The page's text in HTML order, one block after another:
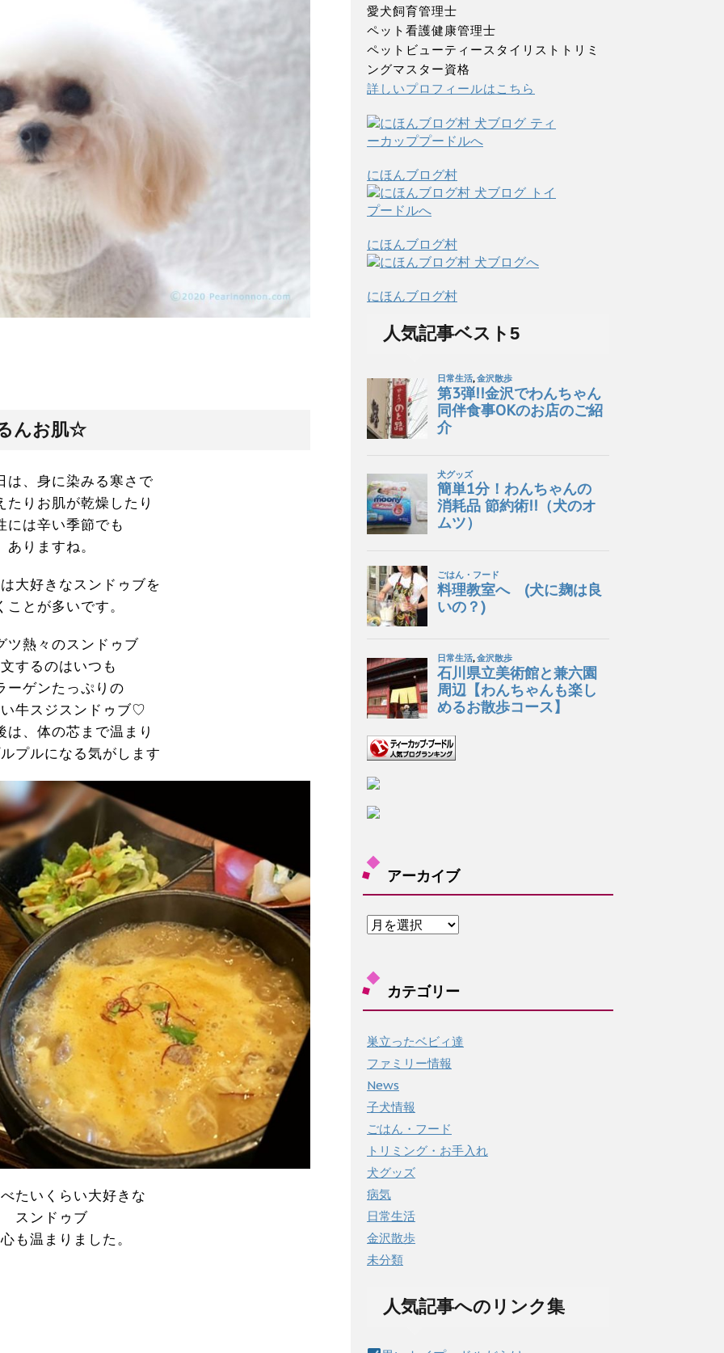
んお肌☆
は、身に染みる寒さで
たりお肌が乾燥したり
には辛い季節でも
ありますね。
大好きなスンドゥブを
ことが多いです。
ツ熱々のスンドゥブ
するのはいつも
ーゲンたっぷりの
牛スジスンドゥブ♡
は、体の芯まで温まり
プルになる気がします
たいくらい大好きな
スンドゥブ
も温まりました。
愛犬飼育管理士
ペット看護健康管理士
ペットビューティースタイリストトリミ
ングマスター資格
詳しいプロフィールはこちら
にほんブログ村
にほんブログ村
にほんブログ村
人気記事ベスト5
アーカイブ
ア
ー
イ
ブ
カテゴリー
巣立ったベビィ達
ファミリー情報
News
子犬情報
ごはん・フード
トリミング・お手入れ
犬グッズ
病気
日常生活
金沢散歩
未分類
人気記事へのリンク集